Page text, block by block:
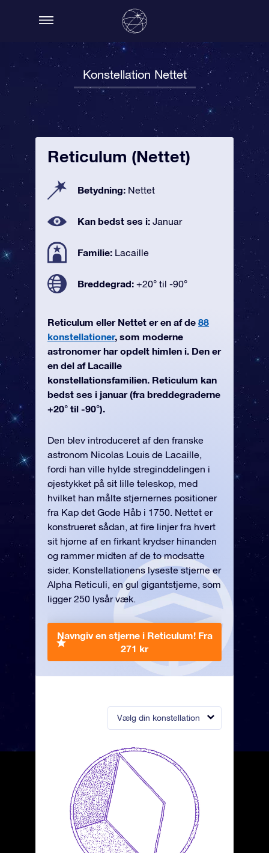
Konstellation Nettet
Vælg din konstellation
Reticulum (Nettet)
Betydning: Nettet
Kan bedst ses i: Januar
Familie: Lacaille
Breddegrad: +20° til -90°
Reticulum eller Nettet er en af de 88
konstellationer, som moderne
astronomer har opdelt himlen i. Den er
en del af Lacaille
konstellationsfamilien. Reticulum kan
bedst ses i januar (fra breddegraderne
+20° til -90°).
Den blev introduceret af den franske
astronom Nicolas Louis de Lacaille,
fordi han ville hylde streginddelingen i
øjestykket på sit lille teleskop, med
hvilket han målte stjernernes positioner
fra Kap det Gode Håb i 1750. Nettet er
konstrueret sådan, at fire linjer fra hvert
sit hjørne af en firkant krydser hinanden
og rammer midten af de to modsatte
sider. Konstellationens lyseste stjerne er
Alpha Reticuli, en gul gigantstjerne, som
ligger 250 lysår væk.
Navngiv en stjerne i Reticulum! Fra
271 kr